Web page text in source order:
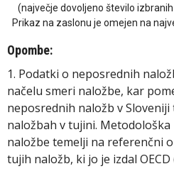
(največje dovoljeno število
Prikaz na zaslonu je omejen na
Opombe:
1. Podatki o neposrednih
načelu smeri naložbe, kar
neposrednih naložb v
naložbah v tujini.
naložbe temelji na referenčni
tujih naložb, ki jo je izdal OECD